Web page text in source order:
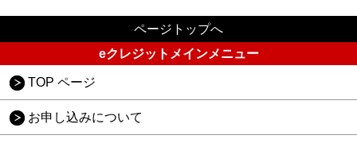
ページトップへ
eクレジットメインメニュー
TOP ページ
お申し込みについて